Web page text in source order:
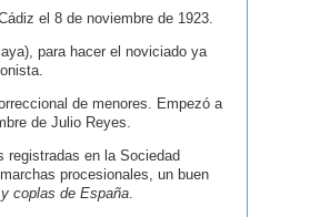
el 8 de noviembre de 1923.
para hacer el noviciado ya
de menores. Empezó a
de Julio Reyes.
registradas en la Sociedad
procesionales, un buen
coplas de España.